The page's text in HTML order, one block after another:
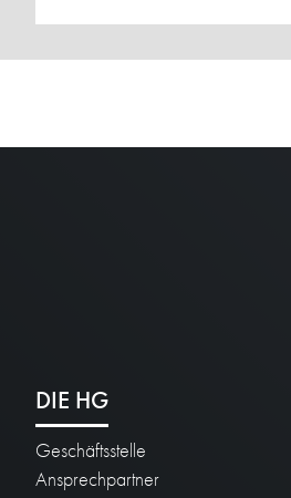
DIE HG
Geschäftsstelle
Ansprechpartner